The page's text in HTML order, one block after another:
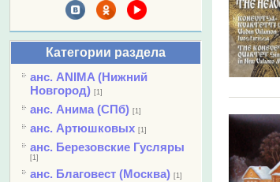
Категории раздела
анс. ANIMA (Нижний
Новгород) [1]
анс. Анима (СПб) [1]
анс. Артюшковых [1]
анс. Березовские Гусляры
[1]
анс. Благовест (Москва) [1]